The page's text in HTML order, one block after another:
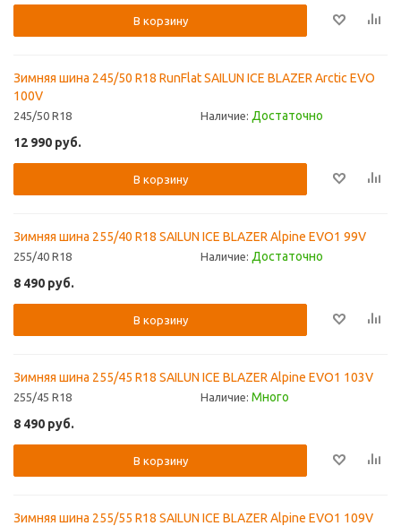
В корзину
Зимняя шина 245/50 R18 RunFlat SAILUN ICE BLAZER Arctic EVO
100V
245/50 R18 Наличие: Достаточно
12 990 руб.
В корзину
Зимняя шина 255/40 R18 SAILUN ICE BLAZER Alpine EVO1 99V
255/40 R18 Наличие: Достаточно
8 490 руб.
В корзину
Зимняя шина 255/45 R18 SAILUN ICE BLAZER Alpine EVO1 103V
255/45 R18 Наличие: Много
8 490 руб.
В корзину
Зимняя шина 255/55 R18 SAILUN ICE BLAZER Alpine EVO1 109V